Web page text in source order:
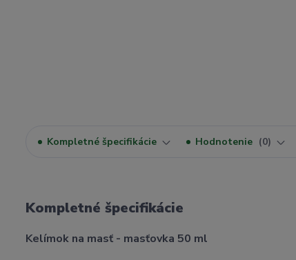
Kompletné špecifikácie Hodnotenie 0
Kompletné špecifikácie
Kelímok na masť - masťovka 50 ml